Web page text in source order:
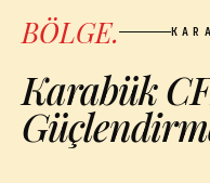
BÖLGE.
Karabük